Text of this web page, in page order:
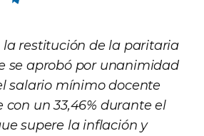
restitución de la paritaria
se aprobó por unanimidad
salario mínimo docente
un 33,46% durante el
supere la inflación y